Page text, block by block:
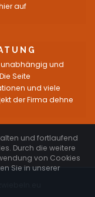
auf
unabhängig und
Seite
und viele
der Firma dehne
und fortlaufend
Durch die weitere
von Cookies
Sie in unserer